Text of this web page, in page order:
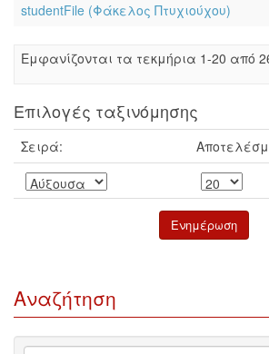
studentFile (Φάκελος Πτυχιούχου)
Eμφανίζονται τα τεκμήρια 1-20 από
Επιλογές ταξινόμησης
Σειρά:
Αναζήτηση